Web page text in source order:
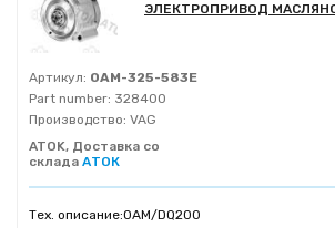
ЭЛЕКТРОПРИВОД
Артикул: 0AM-325-583E
Part number: 328400
Производство: VAG
ATOK, Доставка со
склада АТОК
Тех. описание:0AM/DQ200